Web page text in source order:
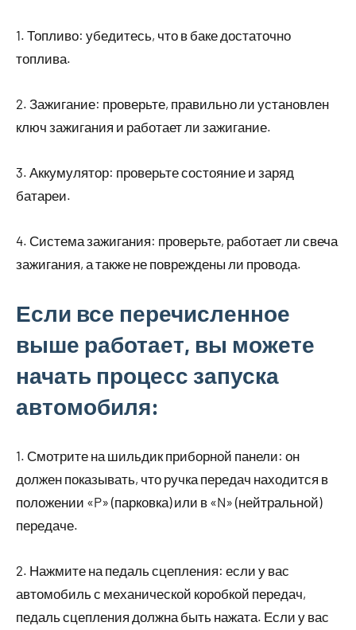
1. Топливо: убедитесь, что в баке достаточно
топлива.
2. Зажигание: проверьте, правильно ли установлен
ключ зажигания и работает ли зажигание.
3. Аккумулятор: проверьте состояние и заряд
батареи.
4. Система зажигания: проверьте, работает ли свеча
зажигания, а также не повреждены ли провода.
Если все перечисленное
выше работает, вы можете
начать процесс запуска
автомобиля:
1. Смотрите на шильдик приборной панели: он
должен показывать, что ручка передач находится в
положении «P» (парковка) или в «N» (нейтральной)
передаче.
2. Нажмите на педаль сцепления: если у вас
автомобиль с механической коробкой передач,
педаль сцепления должна быть нажата. Если у вас